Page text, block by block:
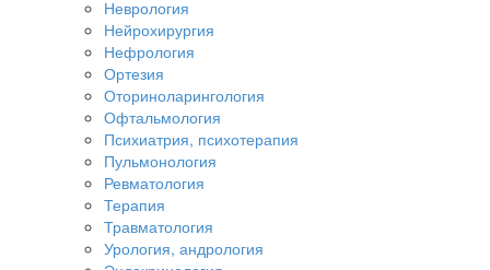
Неврология
Нейрохирургия
Нефрология
Ортезия
Оториноларингология
Офтальмология
Психиатрия, психотерапия
Пульмонология
Ревматология
Терапия
Травматология
Урология, андрология